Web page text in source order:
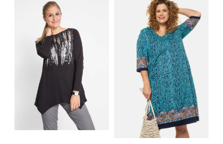
AKCESORIA, KTÓRE
MUSISZ MIEĆ
MATERIAŁY I KROJE
NA LATO